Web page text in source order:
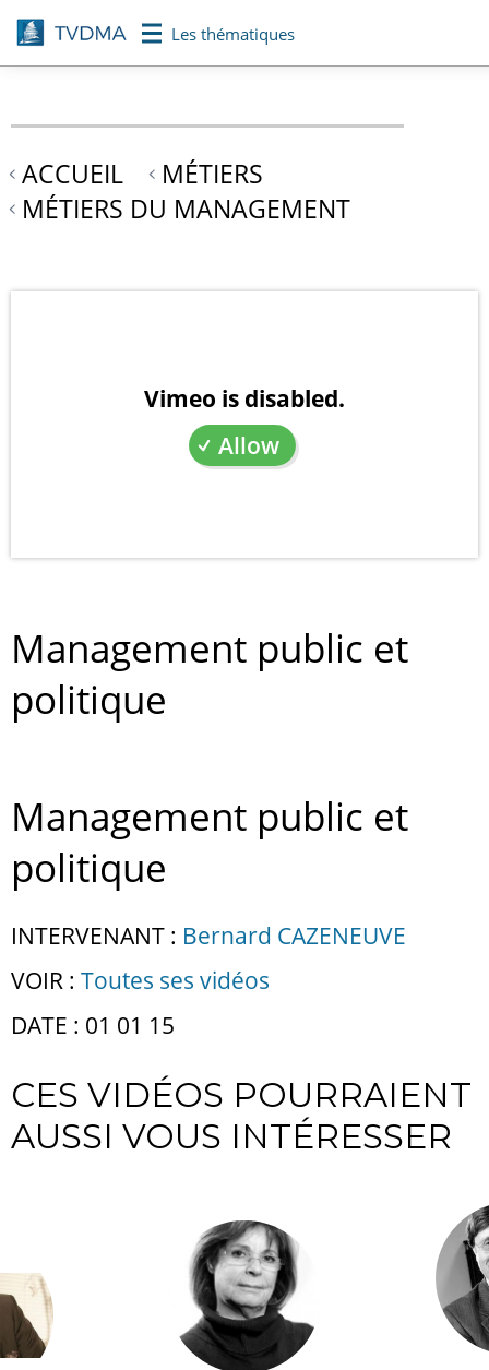
Aller
au
contenu
Les thématiques
ACCUEIL
MÉTIERS
MÉTIERS DU MANAGEMENT
Vimeo is disabled.
Allow
Management public et
politique
Management public et
politique
INTERVENANT : Bernard CAZENEUVE
VOIR : Toutes ses vidéos
DATE : 01 01 15
CES VIDÉOS POURRAIENT
AUSSI VOUS INTÉRESSER